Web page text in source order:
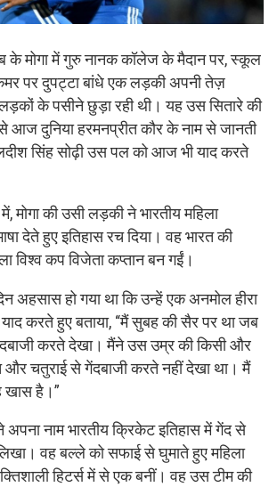
के मोगा में गुरु नानक कॉलेज के मैदान पर, स्कूल
पर दुपट्टा बांधे एक लड़की अपनी तेज़
के पसीने छुड़ा रही थी। यह उस सितारे की
आज दुनिया हरमनप्रीत कौर के नाम से जानती
सिंह सोढ़ी उस पल को आज भी याद करते
मोगा की उसी लड़की ने भारतीय महिला
देते हुए इतिहास रच दिया। वह भारत की
विश्व कप विजेता कप्तान बन गईं।
अहसास हो गया था कि उन्हें एक अनमोल हीरा
करते हुए बताया, “मैं सुबह की सैर पर था जब
करते देखा। मैंने उस उम्र की किसी और
और चतुराई से गेंदबाजी करते नहीं देखा था। मैं
खास है।”
अपना नाम भारतीय क्रिकेट इतिहास में गेंद से
वह बल्ले को सफाई से घुमाते हुए महिला
हिटर्स में से एक बनीं। वह उस टीम की